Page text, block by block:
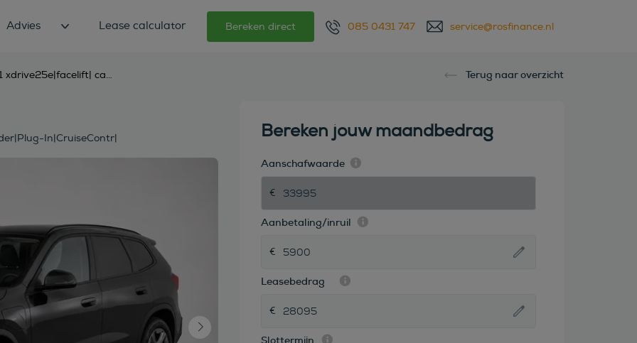
Advies Lease calculator Bereken direct 085 0431 747 service@rosfinance.nl
bmw x1 xdrive25e|facelift| carplay|camera|navi|vol-leder|plug-in|cruisecontr| Terug naar overzicht
In|CruiseContr| Bereken jouw maandbedrag
Aanschafwaarde
Aanbetaling/inruil
Leasebedrag
Slottermijn